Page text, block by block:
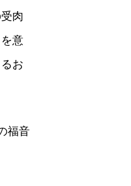
肉
意
お
福音